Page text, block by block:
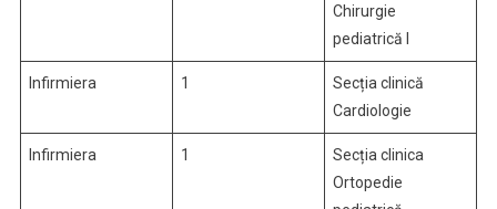
Chirurgie
pediatrică I
Infirmiera 1
Secția clinică
Cardiologie
Infirmiera 1
Secția clinica
Ortopedie